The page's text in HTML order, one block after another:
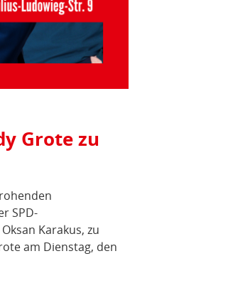
Grote zu
SPD-
Karakus, zu
am Dienstag, den